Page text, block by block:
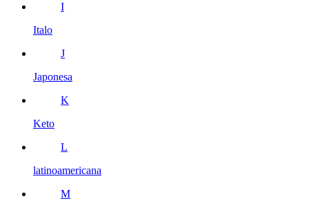
I
Italo
J
Japonesa
K
Keto
L
latinoamericana
M